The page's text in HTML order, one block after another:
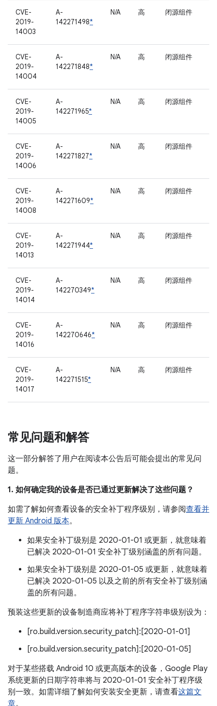
CVE-
2019-
14003
A-
142271498*
N/A 高 闭源组件
CVE-
2019-
14004
A-
142271848*
N/A 高 闭源组件
CVE-
2019-
14005
A-
142271965*
N/A 高 闭源组件
CVE-
2019-
14006
A-
142271827*
N/A 高 闭源组件
CVE-
2019-
14008
A-
142271609*
N/A 高 闭源组件
CVE-
2019-
14013
A-
142271944*
N/A 高 闭源组件
CVE-
2019-
14014
A-
142270349*
N/A 高 闭源组件
CVE-
2019-
14016
A-
142270646*
N/A 高 闭源组件
CVE-
2019-
14017
A-
142271515*
N/A 高 闭源组件
常见问题和解答
这一部分解答了用户在阅读本公告后可能会提出的常见问
题。
1. 如何确定我的设备是否已通过更新解决了这些问题？
如需了解如何查看设备的安全补丁程序级别，请参阅查看并
更新 Android 版本。
如果安全补丁级别是 2020-01-01 或更新，就意味着
已解决 2020-01-01 安全补丁级别涵盖的所有问题。
如果安全补丁级别是 2020-01-05 或更新，就意味着
已解决 2020-01-05 以及之前的所有安全补丁级别涵
盖的所有问题。
预装这些更新的设备制造商应将补丁程序字符串级别设为：
[ro.build.version.security_patch]:[2020-01-01]
[ro.build.version.security_patch]:[2020-01-05]
对于某些搭载 Android 10 或更高版本的设备，Google Play
系统更新的日期字符串将与 2020-01-01 安全补丁程序级
别一致。如需详细了解如何安装安全更新，请查看这篇文
章。